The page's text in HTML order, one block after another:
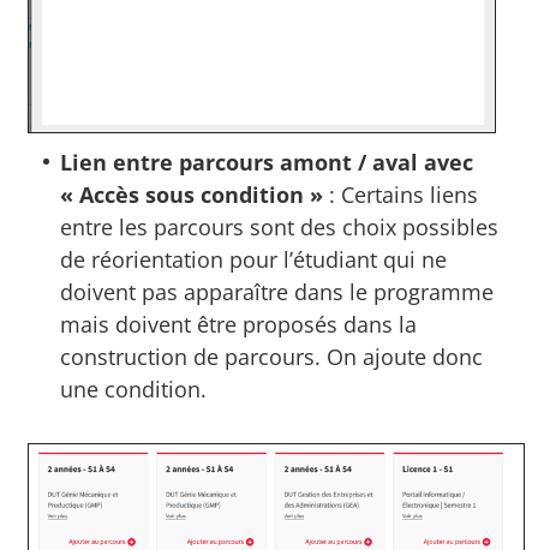
Lien entre parcours amont / aval avec
« Accès sous condition » : Certains liens
entre les parcours sont des choix possibles
de réorientation pour l’étudiant qui ne
doivent pas apparaître dans le programme
mais doivent être proposés dans la
construction de parcours. On ajoute donc
une condition.